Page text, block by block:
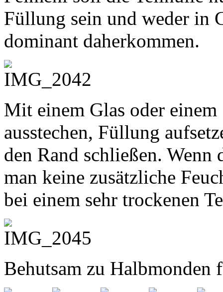
Füllung sein und weder in
dominant daherkommen.
Mit einem Glas oder
ausstechen, Füllung
den Rand schließen.
man keine zusätzliche
bei einem sehr trockenen
Behutsam zu Halbmonden